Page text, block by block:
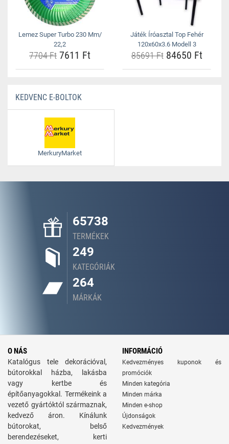
Lemez Super Turbo 230 Mm/
22,2
7704 Ft 7611 Ft
Játék Íróasztal Top Fehér
120x60x3.6 Modell 3
85691 Ft84650 Ft
KEDVENC E-BOLTOK
MerkuryMarket
65738
TERMÉKEK
249
KATEGÓRIÁK
264
MÁRKÁK
O NÁS
Katalógus tele dekorációval,
bútorokkal házba, lakásba
vagy kertbe és
építőanyagokkal. Termékeink a
vezető gyártóktól származnak,
kedvező áron. Kínálunk
bútorokat, belső
berendezéseket, kerti
INFORMÁCIÓ
Kedvezményes kuponok és
promóciók
Minden kategória
Minden márka
Minden e-shop
Újdonságok
Kedvezmények